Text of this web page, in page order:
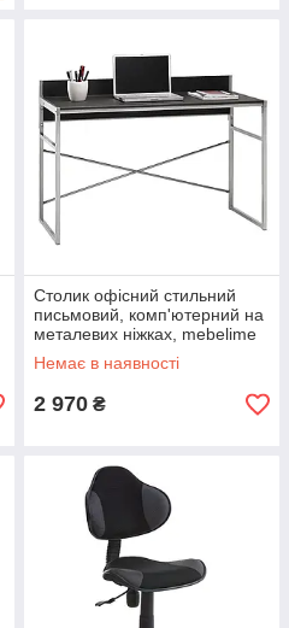
Столик офісний стильний
письмовий, комп'ютерний на
металевих ніжках, mebelime
Немає в наявності
2 970 ₴